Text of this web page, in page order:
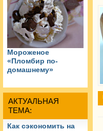
Мороженое
«Пломбир по-
домашнему»
АКТУАЛЬНАЯ
ТЕМА:
Как сэкономить на